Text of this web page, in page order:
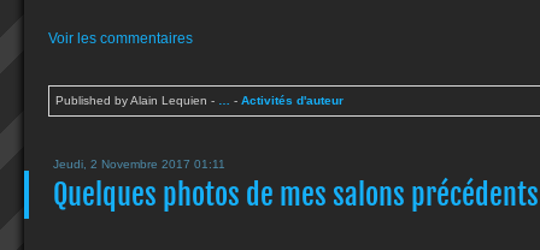
Voir les commentaires
Published by Alain Lequien - … - Activités d'auteur
Jeudi, 2 Novembre 2017 01:11
Quelques photos de mes salons précédents